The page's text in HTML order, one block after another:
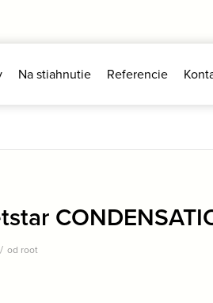
Na stiahnutie Referencie
/ od root